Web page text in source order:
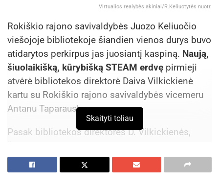
Virtualios realybės akiniai/R.Keliuotytės nuotr.
Rokiškio rajono savivaldybės Juozo Keliuočio
viešojoje bibliotekoje šiandien vienos durys buvo
atidarytos perkirpus jas juosiantį kaspiną. Naują,
šiuolaikišką, kūrybišką STEAM erdvę pirmieji
atvėrė bibliotekos direktorė Daiva Vilkickienė
kartu su Rokiškio rajono savivaldybės vicemeru
Antanu Taparausku.
Pasak bibliotekos direktorės D. Vilkickienės,
šiandien pristatoma naujovė, kuri pirmiausia
skirta negalią turintiems asmenims bei
senjorams, bet ja naudotis galės ir visi rajono
Skaityti toliau